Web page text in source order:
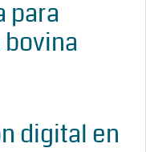
para
digital en